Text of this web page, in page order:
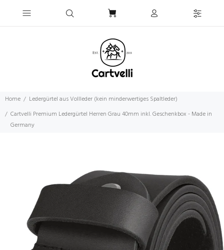
Home
Ledergürtel aus Vollleder (kein minderwertiges Spaltleder)
Cartvelli Premium Ledergürtel Herren Grau 40mm inkl. Geschenkbox - Made in
Germany